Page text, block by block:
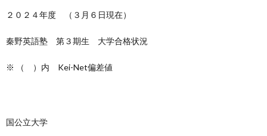
２０２４年度 （３月６日現在）
秦野英語塾 第３期生 大学合格状況
※ （ ）内 Kei-Net偏差値
国公立大学